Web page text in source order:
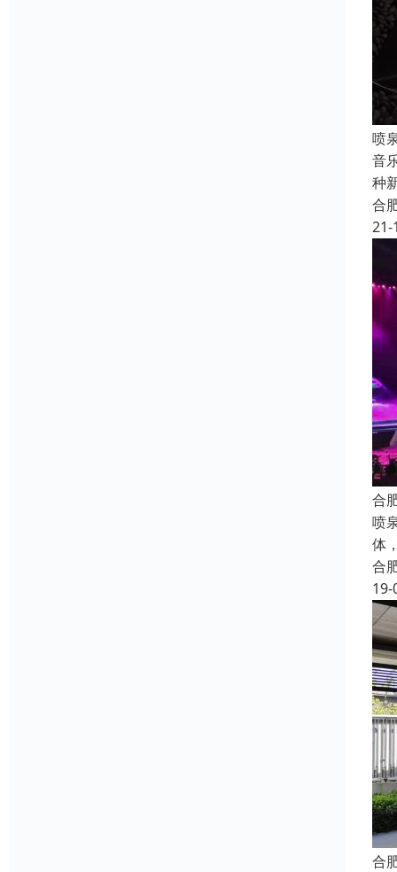
喷
音
种
合
21-
合
喷
体
合
19-
合